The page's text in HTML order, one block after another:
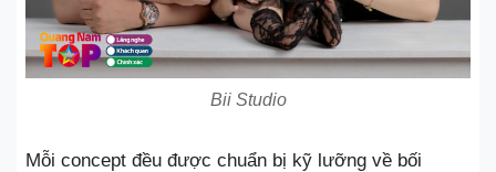
Bii Studio
Mỗi concept đều được chuẩn bị kỹ lưỡng về bối